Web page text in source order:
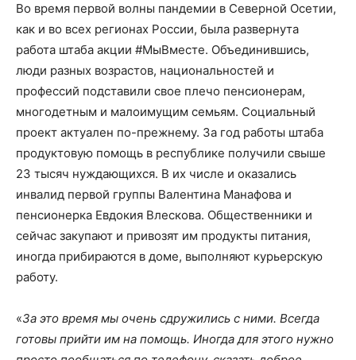
Во время первой волны пандемии в Северной Осетии,
как и во всех регионах России, была развернута
работа штаба акции #МыВместе. Объединившись,
люди разных возрастов, национальностей и
профессий подставили свое плечо пенсионерам,
многодетным и малоимущим семьям. Социальный
проект актуален по-прежнему. За год работы штаба
продуктовую помощь в республике получили свыше
23 тысяч нуждающихся. В их числе и оказались
инвалид первой группы Валентина Манафова и
пенсионерка Евдокия Влескова. Общественники и
сейчас закупают и привозят им продукты питания,
иногда прибираются в доме, выполняют курьерскую
работу.
«За это время мы очень сдружились с ними. Всегда
готовы прийти им на помощь. Иногда для этого нужно